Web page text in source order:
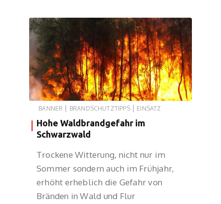
BANNER | BRANDSCHUTZTIPPS | EINSATZ
Hohe Waldbrandgefahr im
Schwarzwald
Trockene Witterung, nicht nur im
Sommer sondern auch im Frühjahr,
erhöht erheblich die Gefahr von
Bränden in Wald und Flur